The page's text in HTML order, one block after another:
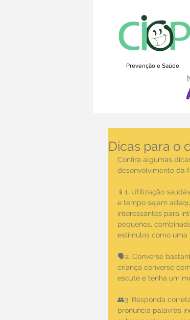
Prevenção e Saúde
Dicas para o
Confira algumas
desenvolvimento da
📱1. Utilização
e tempo sejam
interessantes para
pequenos,
estímulos como uma
🗣️2. Converse
criança converse
escute e tenha um
👥3. Responda
pronuncia palavras